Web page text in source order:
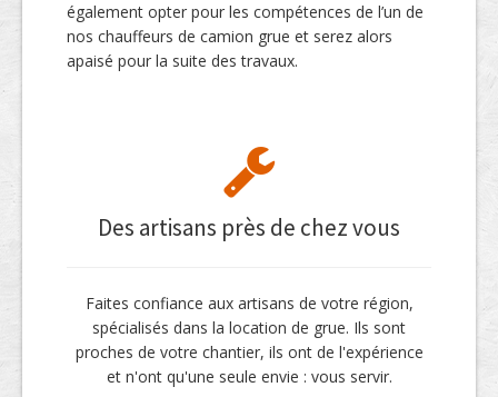
également opter pour les compétences de l’un de
nos chauffeurs de camion grue et serez alors
apaisé pour la suite des travaux.
Des artisans près de chez vous
Faites confiance aux artisans de votre région,
spécialisés dans la location de grue. Ils sont
proches de votre chantier, ils ont de l'expérience
et n'ont qu'une seule envie : vous servir.